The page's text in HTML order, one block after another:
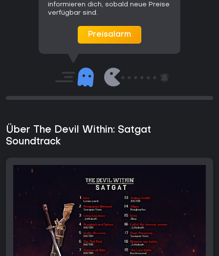
informieren dich, sobald neue Preise
verfügbar sind.
Preisalarm
Über The Devil Within: Satgat
Soundtrack